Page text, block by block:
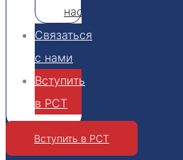
нас
Связаться
с нами
Вступить
в РСТ
Вступить в РСТ